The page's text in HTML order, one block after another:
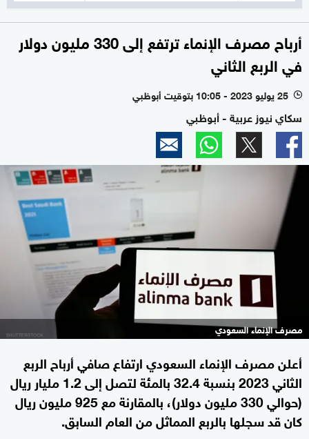
أرباح مصرف الإنماء ترتفع إلى 330 مليون دولار
في الربع الثاني
l 25 يوليو 2023 - 10:05 بتوقيت أبوظبي
سكاي نيوز عربية - أبوظبي
مصرف الإنماء السعودي
أعلن مصرف الإنماء السعودي ارتفاع صافي أرباح الربع
الثاني 2023 بنسبة 32.4 بالمئة لتصل إلى 1.2 مليار ريال
(حوالي 330 مليون دولار)، بالمقارنة مع 925 مليون ريال
كان قد سجلها بالربع المماثل من العام السابق.